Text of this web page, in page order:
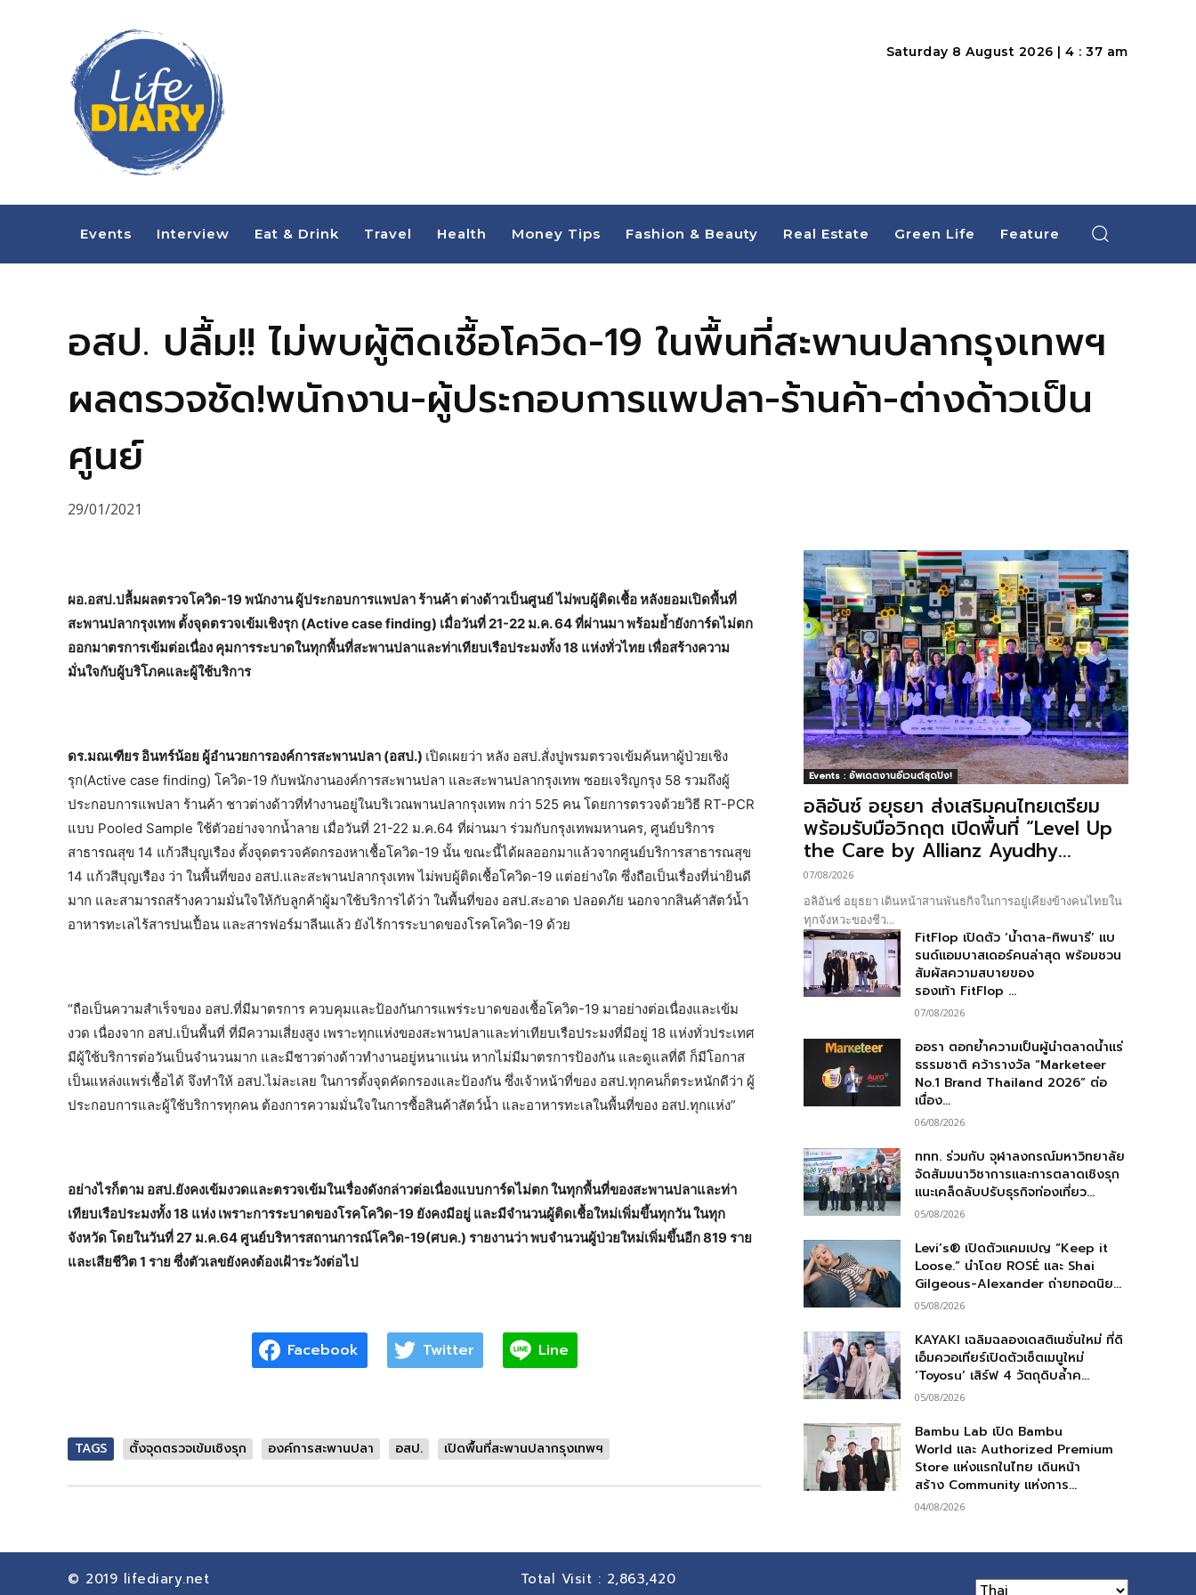
Saturday 8 August 2026 | 4 : 37 am
Events Interview Eat & Drink Travel Health Money Tips Fashion & Beauty Real Estate Green Life Feature
อสป. ปลื้ม!! ไม่พบผู้ติดเชื้อโควิด-19 ในพื้นที่สะพานปลากรุงเทพฯ
ผลตรวจชัด!พนักงาน-ผู้ประกอบการแพปลา-ร้านค้า-ต่างด้าวเป็น
ศูนย์
29/01/2021
ผอ.อสป.ปลื้มผลตรวจโควิด-19 พนักงาน ผู้ประกอบการแพปลา ร้านค้า ต่างด้าวเป็นศูนย์ ไม่พบผู้ติดเชื้อ หลังยอมเปิดพื้นที่
สะพานปลากรุงเทพ ตั้งจุดตรวจเข้มเชิงรุก (Active case finding) เมื่อวันที่ 21-22 ม.ค. 64 ที่ผ่านมา พร้อมย้ำยังการ์ดไม่ตก
ออกมาตรการเข้มต่อเนื่อง คุมการระบาดในทุกพื้นที่สะพานปลาและท่าเทียบเรือประมงทั้ง 18 แห่งทั่วไทย เพื่อสร้างความ
มั่นใจกับผู้บริโภคและผู้ใช้บริการ
ดร.มณเฑียร อินทร์น้อย ผู้อำนวยการองค์การสะพานปลา (อสป.) เปิดเผยว่า หลัง อสป.สั่งปูพรมตรวจเข้มค้นหาผู้ป่วยเชิง
รุก(Active case finding) โควิด-19 กับพนักงานองค์การสะพานปลา และสะพานปลากรุงเทพ ซอยเจริญกรุง 58 รวมถึงผู้
ประกอบการแพปลา ร้านค้า ชาวต่างด้าวที่ทำงานอยู่ในบริเวณพานปลากรุงเทพ กว่า 525 คน โดยการตรวจด้วยวิธี RT-PCR
แบบ Pooled Sample ใช้ตัวอย่างจากน้ำลาย เมื่อวันที่ 21-22 ม.ค.64 ที่ผ่านมา ร่วมกับกรุงเทพมหานคร, ศูนย์บริการ
สาธารณสุข 14 แก้วสีบุญเรือง ตั้งจุดตรวจคัดกรองหาเชื้อโควิด-19 นั้น ขณะนี้ได้ผลออกมาแล้วจากศูนย์บริการสาธารณสุข
14 แก้วสีบุญเรือง ว่า ในพื้นที่ของ อสป.และสะพานปลากรุงเทพ ไม่พบผู้ติดเชื้อโควิด-19 แต่อย่างใด ซึ่งถือเป็นเรื่องที่น่ายินดี
มาก และสามารถสร้างความมั่นใจให้กับลูกค้าผู้มาใช้บริการได้ว่า ในพื้นที่ของ อสป.สะอาด ปลอดภัย นอกจากสินค้าสัตว์น้ำ
อาหารทะเลไร้สารปนเปื้อน และสารฟอร์มาลีนแล้ว ยังไร้การระบาดของโรคโควิด-19 ด้วย
“ถือเป็นความสำเร็จของ อสป.ที่มีมาตรการ ควบคุมและป้องกันการแพร่ระบาดของเชื้อโควิด-19 มาอย่างต่อเนื่องและเข้ม
งวด เนื่องจาก อสป.เป็นพื้นที่ ที่มีความเสี่ยงสูง เพราะทุกแห่งของสะพานปลาและท่าเทียบเรือประมงที่มีอยู่ 18 แห่งทั่วประเทศ
มีผู้ใช้บริการต่อวันเป็นจำนวนมาก และมีชาวต่างด้าวทำงานอยู่หนาแน่น หากไม่มีมาตรการป้องกัน และดูแลที่ดี ก็มีโอกาส
เป็นแหล่งแพร่เชื้อได้ จึงทำให้ อสป.ไม่ละเลย ในการตั้งจุดคัดกรองและป้องกัน ซึ่งเจ้าหน้าที่ของ อสป.ทุกคนก็ตระหนักดีว่า ผู้
ประกอบการและผู้ใช้บริการทุกคน ต้องการความมั่นใจในการซื้อสินค้าสัตว์น้ำ และอาหารทะเลในพื้นที่ของ อสป.ทุกแห่ง”
อย่างไรก็ตาม อสป.ยังคงเข้มงวดและตรวจเข้มในเรื่องดังกล่าวต่อเนื่องแบบการ์ดไม่ตก ในทุกพื้นที่ของสะพานปลาและท่า
เทียบเรือประมงทั้ง 18 แห่ง เพราะการระบาดของโรคโควิด-19 ยังคงมีอยู่ และมีจำนวนผู้ติดเชื้อใหม่เพิ่มขึ้นทุกวัน ในทุก
จังหวัด โดยในวันที่ 27 ม.ค.64 ศูนย์บริหารสถานการณ์โควิด-19(ศบค.) รายงานว่า พบจำนวนผู้ป่วยใหม่เพิ่มขึ้นอีก 819 ราย
และเสียชีวิต 1 ราย ซึ่งตัวเลขยังคงต้องเฝ้าระวังต่อไป
Facebook Twitter Line
TAGS ตั้งจุดตรวจเข้มเชิงรุก องค์การสะพานปลา อสป. เปิดพื้นที่สะพานปลากรุงเทพฯ
Events : อัพเดตงานอีเวนต์สุดปัง!
อลิอันซ์ อยุธยา ส่งเสริมคนไทยเตรียม
พร้อมรับมือวิกฤต เปิดพื้นที่ “Level Up
the Care by Allianz Ayudhy...
07/08/2026
อลิอันซ์ อยุธยา เดินหน้าสานพันธกิจในการอยู่เคียงข้างคนไทยใน
ทุกจังหวะของชีว...
FitFlop เปิดตัว ‘น้ำตาล-ทิพนารี’ แบ
รนด์แอมบาสเดอร์คนล่าสุด พร้อมชวน
สัมผัสความสบายของ
รองเท้า FitFlop ...
07/08/2026
ออรา ตอกย้ำความเป็นผู้นำตลาดน้ำแร่
ธรรมชาติ คว้ารางวัล “Marketeer
No.1 Brand Thailand 2026” ต่อ
เนื่อง...
06/08/2026
ททท. ร่วมกับ จุฬาลงกรณ์มหาวิทยาลัย
จัดสัมมนาวิชาการและการตลาดเชิงรุก
แนะเคล็ดลับปรับธุรกิจท่องเที่ยว...
05/08/2026
Levi’s® เปิดตัวแคมเปญ “Keep it
Loose.” นำโดย ROSÉ และ Shai
Gilgeous-Alexander ถ่ายทอดนิย...
05/08/2026
KAYAKI เฉลิมฉลองเดสติเนชั่นใหม่ ที่ดิ
เอ็มควอเทียร์เปิดตัวเซ็ตเมนูใหม่
‘Toyosu’ เสิร์ฟ 4 วัตถุดิบล้ำค...
05/08/2026
Bambu Lab เปิด Bambu
World และ Authorized Premium
Store แห่งแรกในไทย เดินหน้า
สร้าง Community แห่งการ...
04/08/2026
© 2019 lifediary.net Total Visit : 2,863,420